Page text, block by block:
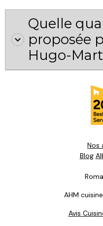
Quelle
proposée
Hugo-
Nos
Blog
AHM
Avis